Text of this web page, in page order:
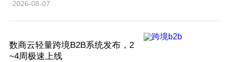
2026-08-07
数商云轻量跨境B2B系统发布，2
~4周极速上线